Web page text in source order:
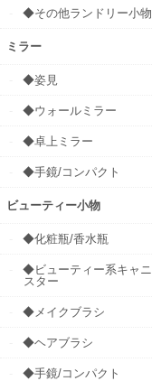
◆その他ランドリー小物
ミラー
◆姿見
◆ウォールミラー
◆卓上ミラー
◆手鏡/コンパクト
ビューティー小物
◆化粧瓶/香水瓶
◆ビューティー系キャニ
スター
◆メイクブラシ
◆ヘアブラシ
◆手鏡/コンパクト